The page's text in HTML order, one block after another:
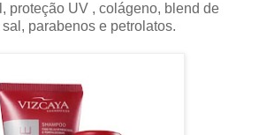
proteção UV , colágeno, blend de
parabenos e petrolatos.